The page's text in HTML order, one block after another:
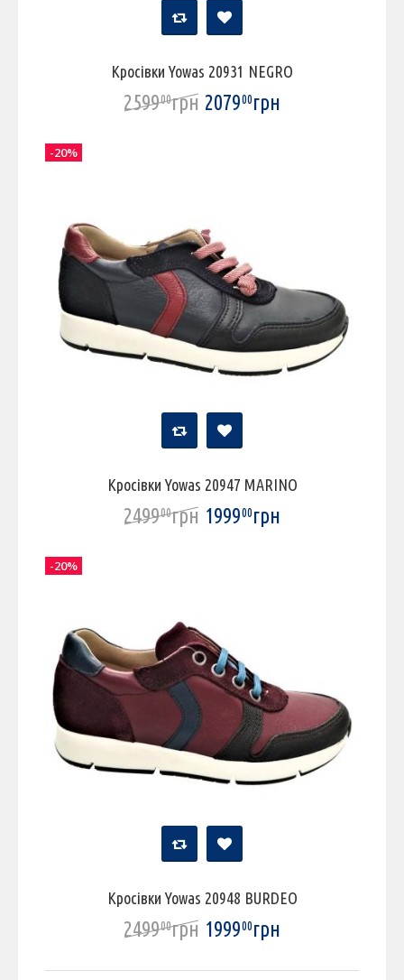
Кросівки Yowas 20931 NEGRO
259900грн 207900грн
Кросівки Yowas 20947 MARINO
249900грн 199900грн
-20%
Кросівки Yowas 20948 BURDEO
249900грн 199900грн
-20%